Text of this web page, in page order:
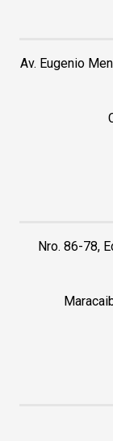
Av. Eugenio
Nro. 86-78,